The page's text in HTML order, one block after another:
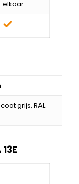
elkaar
grijs, RAL